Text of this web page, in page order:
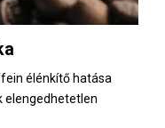
élénkítő hatása
elengedhetetlen